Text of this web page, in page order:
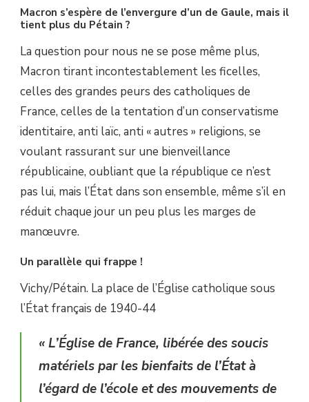
Macron s’espère de l’envergure d’un de Gaule, mais il
tient plus du Pétain ?
La question pour nous ne se pose même plus,
Macron tirant incontestablement les ficelles,
celles des grandes peurs des catholiques de
France, celles de la tentation d’un conservatisme
identitaire, anti laïc, anti « autres » religions, se
voulant rassurant sur une bienveillance
républicaine, oubliant que la république ce n’est
pas lui, mais l’État dans son ensemble, même s’il en
réduit chaque jour un peu plus les marges de
manœuvre.
Un parallèle qui frappe !
Vichy/Pétain. La place de l’Église catholique sous
l’État français de 1940-44
« L’Église de France, libérée des soucis
matériels par les bienfaits de l’État à
l’égard de l’école et des mouvements de